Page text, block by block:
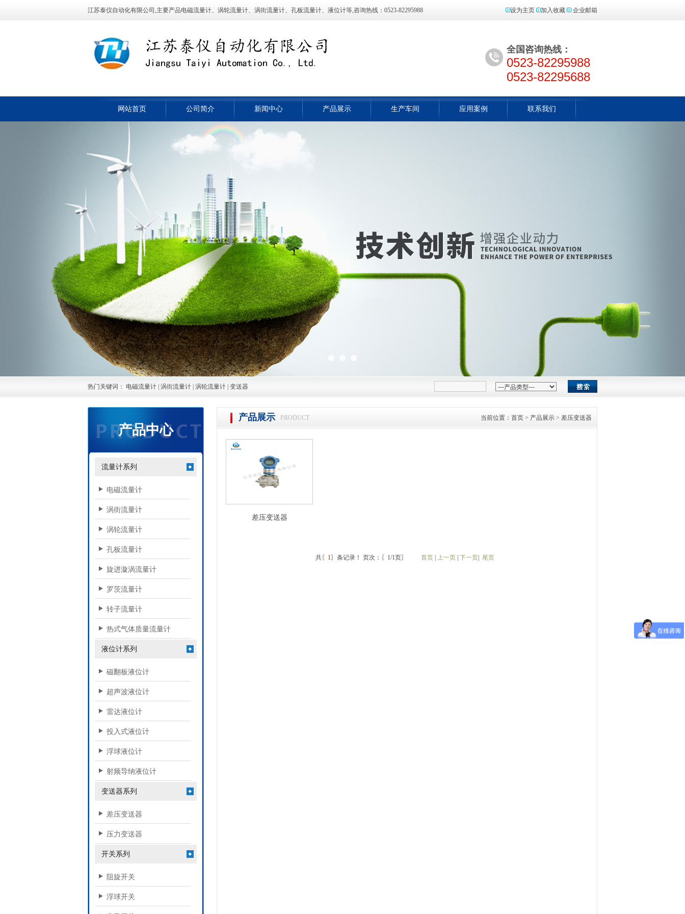
江苏泰仪自动化有限公司,主要产品电磁流量计、涡轮流量计、涡街流量计、孔板流量计、液位计等,咨询热线：0523-82295988 设为主页 加入收藏 企业邮箱
全国咨询热线：
0523-82295988
0523-82295688
网站首页 公司简介 新闻中心 产品展示 生产车间 应用案例 联系我们
热门关键词： 电磁流量计 涡街流量计 涡轮流量计 变送器
产品中心
流量计系列
电磁流量计
涡街流量计
涡轮流量计
孔板流量计
旋进漩涡流量计
罗茨流量计
转子流量计
热式气体质量流量计
液位计系列
磁翻板液位计
超声波液位计
雷达液位计
投入式液位计
浮球液位计
射频导纳液位计
变送器系列
差压变送器
压力变送器
开关系列
阻旋开关
浮球开关
产品展示 PRODUCT 当前位置： 首页 > 产品展示 > 差压变送器
差压变送器
共〖 1〗条记录！ 页次：〖1/1页〗 首页| 上一页| 下一页| 尾页